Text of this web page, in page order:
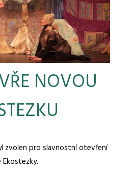
NOVOU
zvolen pro slavnostní otevření